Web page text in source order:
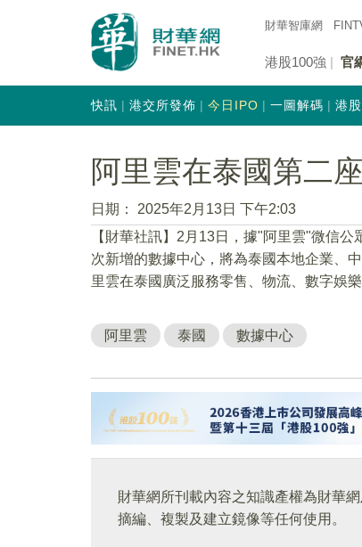
財華智庫網
港股100強 官
快訊 港交所發佈 今日IPO 一圖解碼 港
阿里雲在泰國第二
日期：
2025年2月13日 下午2:03
【財華社訊】2月13日，據"阿里雲"微信
次新增的數據中心，將為泰國本地企業、
里雲在泰國廣泛服務零售、物流、數字娛
阿里雲 泰國 數據中心
財華網所刊載內容之知識產權為財華
摘編、複製及建立鏡像等任何使用。